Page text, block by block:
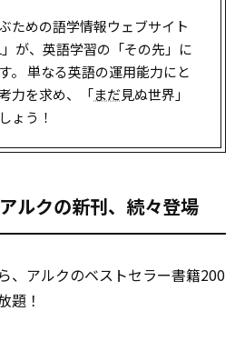
ための語学情報ウェブサイト
」が、英語学習の「その先」に
。 単なる英語の運用能力にと
力を求め、「まだ見ぬ世界」
ょう！
ルクの新刊、続々登場
、アルクのベストセラー書籍200
題！